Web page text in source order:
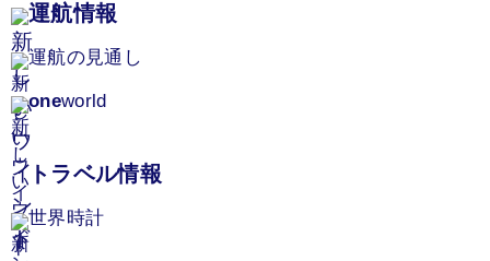
運航情報
運航の見通し
oneworld
トラベル情報
世界時計